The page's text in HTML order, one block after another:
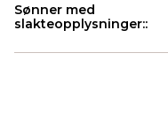
Sønner med
slakteopplysninger::